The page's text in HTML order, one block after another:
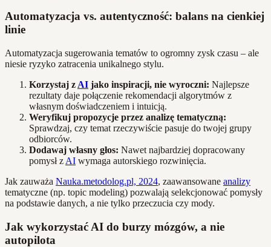
Automatyzacja vs. autentyczność: balans na cienkiej
linie
Automatyzacja sugerowania tematów to ogromny zysk czasu – ale
niesie ryzyko zatracenia unikalnego stylu.
Korzystaj z AI jako inspiracji, nie wyroczni: Najlepsze
rezultaty daje połączenie rekomendacji algorytmów z
własnym doświadczeniem i intuicją.
Weryfikuj propozycje przez analizę tematyczną:
Sprawdzaj, czy temat rzeczywiście pasuje do twojej grupy
odbiorców.
Dodawaj własny głos: Nawet najbardziej dopracowany
pomysł z AI wymaga autorskiego rozwinięcia.
Jak zauważa Nauka.metodolog.pl, 2024, zaawansowane analizy
tematyczne (np. topic modeling) pozwalają selekcjonować pomysły
na podstawie danych, a nie tylko przeczucia czy mody.
Jak wykorzystać AI do burzy mózgów, a nie
autopilota